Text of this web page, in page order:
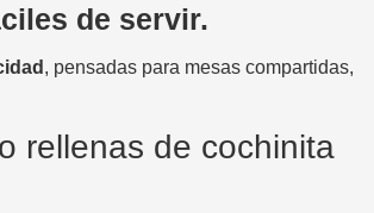
de servir.
, pensadas para mesas compartidas,